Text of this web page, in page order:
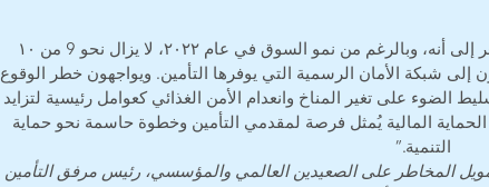
يُشير أحدث تقرير عن مشهد التأمين المتناهي الصغر إلى أنه، وبالرغم من نمو السوق في عام ٢٠٢٢، لا يزال نحو 9 من ١٠
شبكة الأمان الرسمية التي يوفرها التأمين. ويواجهون خطر الوقوع
الضوء على تغير المناخ وانعدام الأمن الغذائي كعوامل رئيسية لتزايد
المالية يُمثل فرصة لمقدمي التأمين وخطوة حاسمة نحو حماية
التنمية.”
المخاطر على الصعيدين العالمي والمؤسسي، رئيس مرفق التأمين